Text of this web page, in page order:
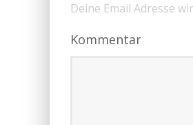
Deine Email Adresse
Kommentar